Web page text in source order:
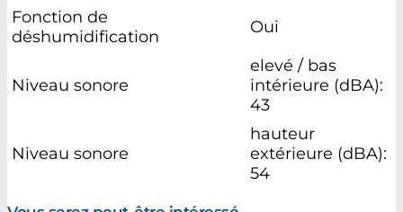
Fonction de
déshumidification
Oui
Niveau sonore
elevé / bas
intérieure (dBA):
43
Niveau sonore
hauteur
extérieure (dBA):
54